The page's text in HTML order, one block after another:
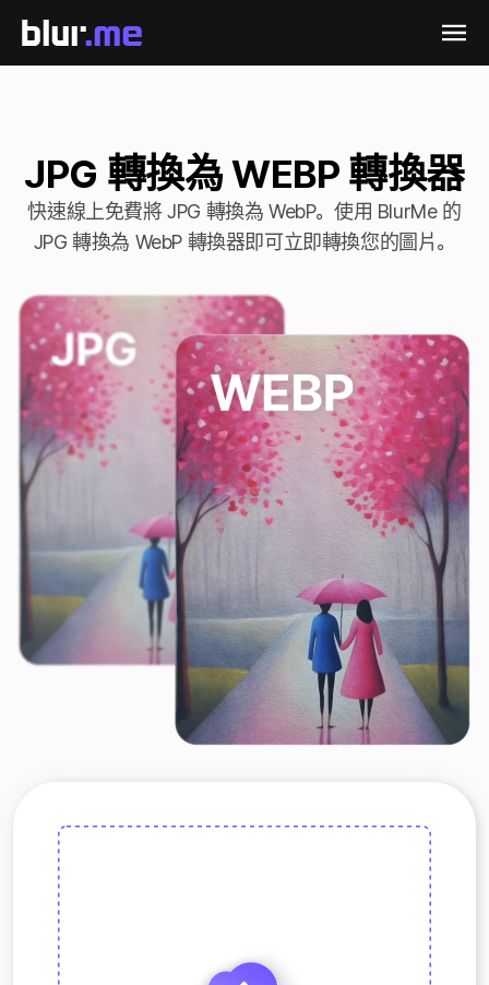
JPG 轉換為 WEBP 轉換器
快速線上免費將 JPG 轉換為 WebP。使用 BlurMe 的
JPG 轉換為 WebP 轉換器即可立即轉換您的圖片。